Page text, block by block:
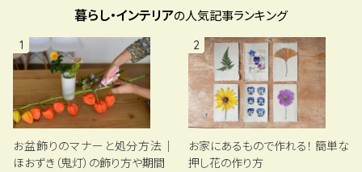
暮らし・インテリアの人気記事ランキング
1
お盆飾りのマナーと処分方法｜
ほおずき（鬼灯）の飾り方や期間
2
お家にあるもので作れる！ 簡単な
押し花の作り方